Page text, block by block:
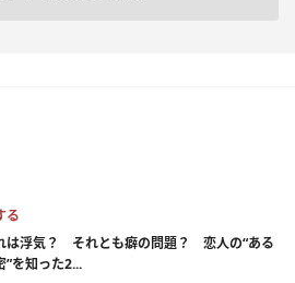
る
は浮気？ それとも癖の問題？ 恋人の“ある
”を知った2...